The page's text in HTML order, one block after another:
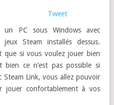
Tweet
PC sous Windows avec
Steam installés dessus.
que si vous voulez jouer bien
ce n’est pas possible si
Link, vous allez pouvoir
jouer confortablement à vos